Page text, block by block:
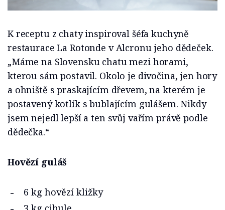
K receptu z chaty inspiroval šéfa kuchyně
restaurace La Rotonde v Alcronu jeho dědeček.
„Máme na Slovensku chatu mezi horami,
kterou sám postavil. Okolo je divočina, jen hory
a ohniště s praskajícím dřevem, na kterém je
postavený kotlík s bublajícím gulášem. Nikdy
jsem nejedl lepší a ten svůj vařím právě podle
dědečka.“
Hovězí guláš
6 kg hovězí kližky